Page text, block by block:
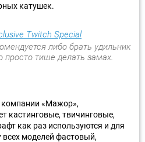
катушек.
либо брать удильник
тише делать замах.
компании «Мажор»,
кастинговые, твичинговые,
как раз используются и для
всех моделей фастовый,